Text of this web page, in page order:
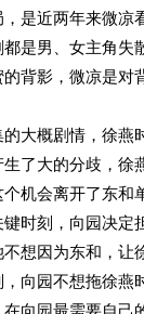
，是近两年来微
是男、女主角失
背影，微凉是对
的大概剧情，徐
了大的分歧，
机会离开了东和
时刻，向园决定
想因为东和，让
向园不想拖徐燕
向园最需要自己